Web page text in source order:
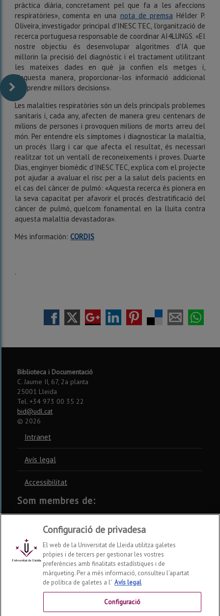
pràctica diària, concretament pel que fa a les afeccions
respiratòries», comenta en una nota de premsa Hélder P.
Oliveira, investigador principal d'INESC TEC, l'organització de
recerca portuguesa responsable de coordinar AI4LUNGS. «El
nostre objectiu és desenvolupar algoritmes d'IA que
millorin la precisió del diagnòstic i el tractament utilitzant
les mateixes dades en què ja confien els metges i,
d'aquesta manera, proporcionar-los informació addicional
per prendre millors decisions».
Les malalties respiratòries són un dels principals problemes
sanitaris i, cada any, afecten de manera greu centenars de
milions de persones i provoquen milions de morts arreu del
món. Per entendre els símptomes i diagnosticar la malaltia,
un procés llarg i car que afecta el resultat, és necessari
realitzar tot un ventall de reconeixements i proves. Duarte
Dias, enginyer biomèdic d'INESC TEC, explica com el projecte
pot ajudar a avaluar el risc per a la salut dels pacients en
el cas del càncer de pulmó: «Aquesta recerca és pionera en
la seva capacitat per afavorir el procés d'estratificació del
càncer de pulmó, quelcom fonamental en la lluita contra
aquesta malaltia devastadora».
Més información: CORDIS
.
Biblioteca i Documentació
C. Jaume II, 67, 2a planta
25001 Lleida
Tel. +34 973 00 35 22
bid@udl.cat
© 2026
Intranet
Avís legal
Accessibilitat
Som membres de:
CSUC REBIUN CRUE
Xarxes socials
Configuració de privadesa
El web de la Universitat de Lleida utilitza galetes
pròpies i de tercers per gestionar les vostres
preferències amb finalitats estadístiques i de
màrqueting. Per a més informació, consulteu l’apartat
de política de galetes a l' Avís legal
Configuració